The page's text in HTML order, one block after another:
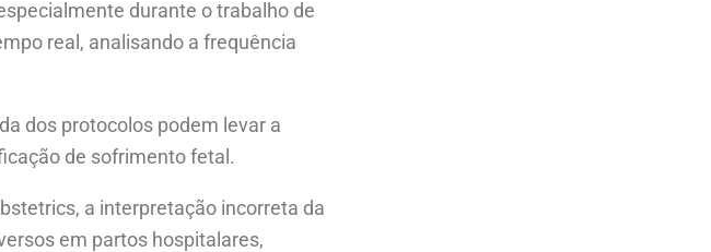
durante o trabalho de
real, analisando a frequência
dos protocolos podem levar a
de sofrimento fetal.
a interpretação incorreta da
em partos hospitalares,